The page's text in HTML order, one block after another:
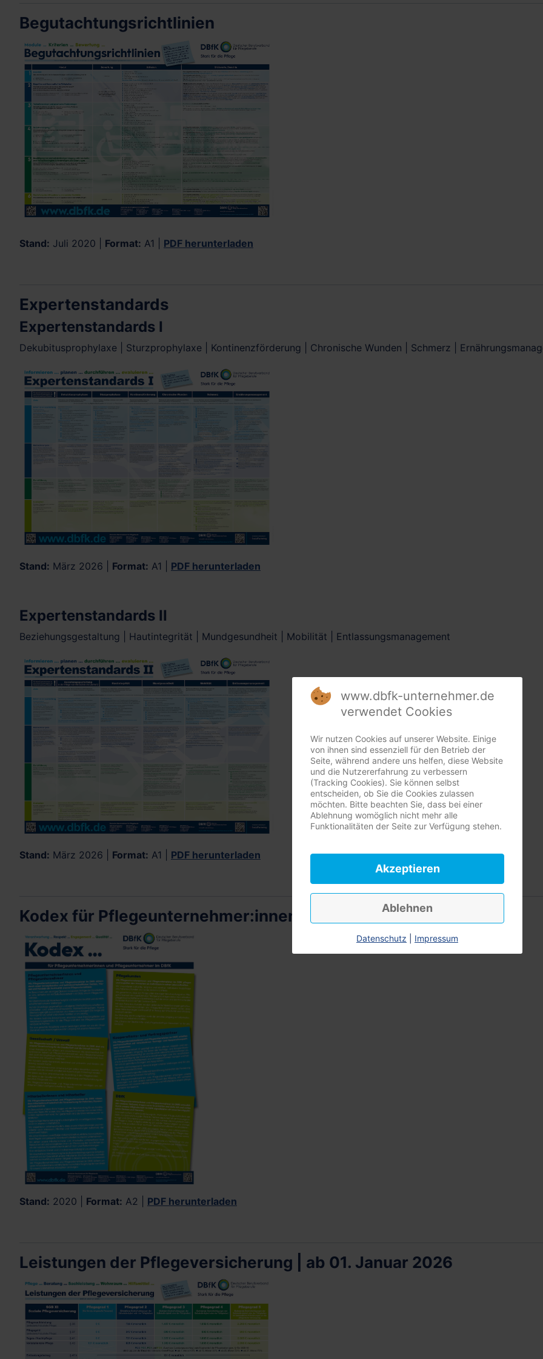
Begutachtungsrichtlinien
Stand: Juli 2020 | Format: A1 | PDF herunterladen
Expertenstandards
Expertenstandards I
Dekubitusprophylaxe | Sturzprophylaxe | Kontinenzförderung | Chronische Wunden | Schmerz |
Stand: März 2026 | Format: A1 | PDF herunterladen
Expertenstandards II
Beziehungsgestaltung | Hautintegrität | Mundgesundheit | Mobilität | Entlassungsmanagement
Stand: März 2026 | Format: A1 | PDF herunterladen
Kodex für Pflegeunternehmer:innen im DBfK
Stand: 2020 | Format: A2 | PDF herunterladen
Leistungen der Pflegeversicherung | ab 01. Januar 2026
www.dbfk-unternehmer.de
verwendet Cookies
Wir nutzen Cookies auf unserer Website. Einige
von ihnen sind essenziell für den Betrieb der
Seite, während andere uns helfen, diese Website
und die Nutzererfahrung zu verbessern
(Tracking Cookies). Sie können selbst
entscheiden, ob Sie die Cookies zulassen
möchten. Bitte beachten Sie, dass bei einer
Ablehnung womöglich nicht mehr alle
Funktionalitäten der Seite zur Verfügung stehen.
Akzeptieren
Ablehnen
Datenschutz Impressum